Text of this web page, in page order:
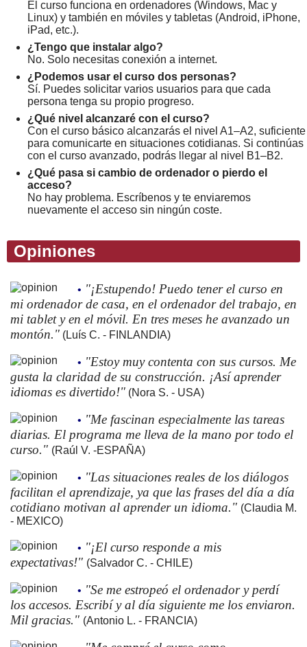
El curso funciona en ordenadores (Windows, Mac y
Linux) y también en móviles y tabletas (Android, iPhone,
iPad, etc.).
¿Tengo que instalar algo?
No. Solo necesitas conexión a internet.
¿Podemos usar el curso dos personas?
Sí. Puedes solicitar varios usuarios para que cada
persona tenga su propio progreso.
¿Qué nivel alcanzaré con el curso?
Con el curso básico alcanzarás el nivel A1–A2, suficiente
para comunicarte en situaciones cotidianas. Si continúas
con el curso avanzado, podrás llegar al nivel B1–B2.
¿Qué pasa si cambio de ordenador o pierdo el
acceso?
No hay problema. Escríbenos y te enviaremos
nuevamente el acceso sin ningún coste.
Opiniones
• "¡Estupendo! Puedo tener el curso en
mi ordenador de casa, en el ordenador del trabajo, en
mi tablet y en el móvil. En tres meses he avanzado un
montón." (Luís C. - FINLANDIA)
• "Estoy muy contenta con sus cursos. Me
gusta la claridad de su construcción. ¡Así aprender
idiomas es divertido!" (Nora S. - USA)
• "Me fascinan especialmente las tareas
diarias. El programa me lleva de la mano por todo el
curso." (Raúl V. -ESPAÑA)
• "Las situaciones reales de los diálogos
facilitan el aprendizaje, ya que las frases del día a día
cotidiano motivan al aprender un idioma." (Claudia M.
- MEXICO)
• "¡El curso responde a mis
expectativas!" (Salvador C. - CHILE)
• "Se me estropeó el ordenador y perdí
los accesos. Escribí y al día siguiente me los enviaron.
Mil gracias." (Antonio L. - FRANCIA)